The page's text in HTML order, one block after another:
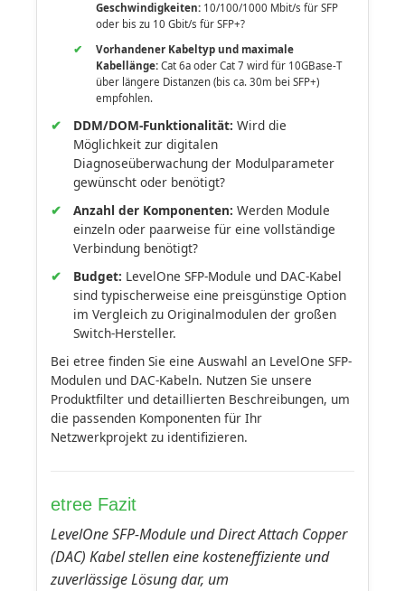
Geschwindigkeiten: 10/100/1000 Mbit/s für SFP
oder bis zu 10 Gbit/s für SFP+?
Vorhandener Kabeltyp und maximale
Kabellänge: Cat 6a oder Cat 7 wird für 10GBase-T
über längere Distanzen (bis ca. 30m bei SFP+)
empfohlen.
DDM/DOM-Funktionalität: Wird die
Möglichkeit zur digitalen
Diagnoseüberwachung der Modulparameter
gewünscht oder benötigt?
Anzahl der Komponenten: Werden Module
einzeln oder paarweise für eine vollständige
Verbindung benötigt?
Budget: LevelOne SFP-Module und DAC-Kabel
sind typischerweise eine preisgünstige Option
im Vergleich zu Originalmodulen der großen
Switch-Hersteller.
Bei etree finden Sie eine Auswahl an LevelOne SFP-
Modulen und DAC-Kabeln. Nutzen Sie unsere
Produktfilter und detaillierten Beschreibungen, um
die passenden Komponenten für Ihr
Netzwerkprojekt zu identifizieren.
etree Fazit
LevelOne SFP-Module und Direct Attach Copper
(DAC) Kabel stellen eine kosteneffiziente und
zuverlässige Lösung dar, um